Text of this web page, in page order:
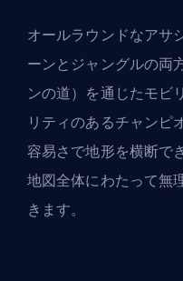
オールラウンドなアサ
ーンとジャングルの両
ンの道）を通じたモビ
リティのあるチャンピ
容易さで地形を横断で
地図全体にわたって無
きます。